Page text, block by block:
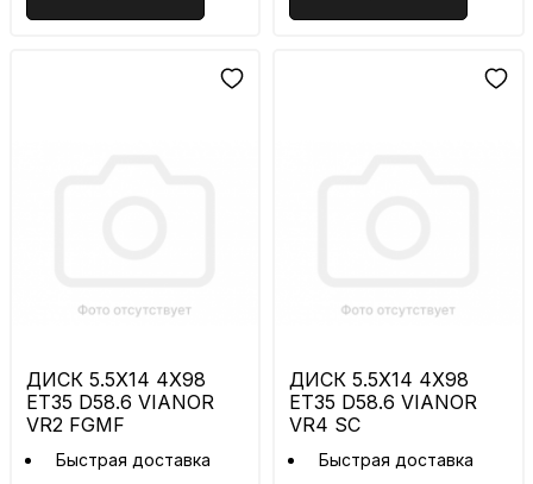
ДИСК 5.5X14 4X98
ET35 D58.6 VIANOR
VR2 FGMF
Быстрая доставка
ДИСК 5.5X14 4X98
ET35 D58.6 VIANOR
VR4 SC
Быстрая доставка